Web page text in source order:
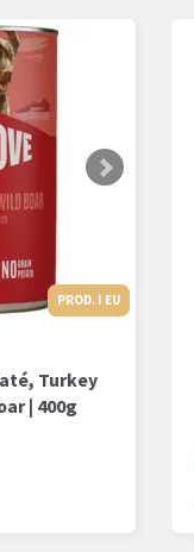
PROD. I EUPROD. I EU
Turkey
| 400g